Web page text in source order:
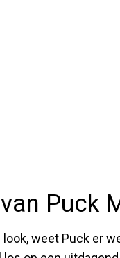
Puck
weet Puck er